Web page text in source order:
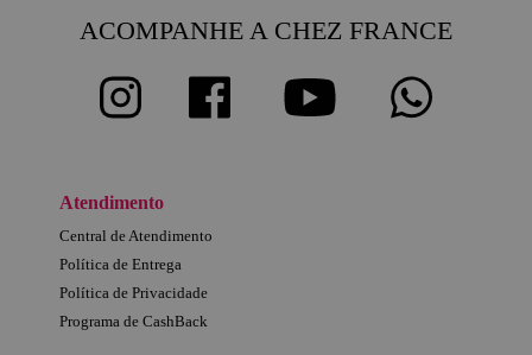
ACOMPANHE A CHEZ FRANCE
Atendimento
Central de Atendimento
Política de Entrega
Política de Privacidade
Programa de CashBack